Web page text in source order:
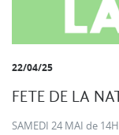
22/04/25
FETE DE LA
SAMEDI 24 MAI de